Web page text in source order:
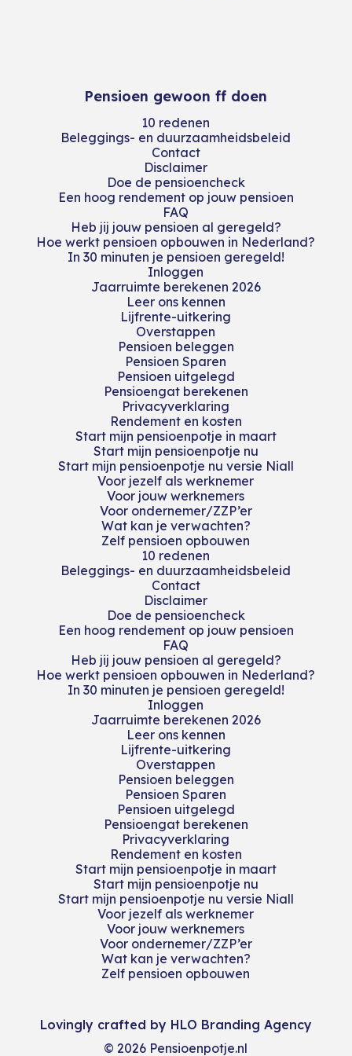
Pensioen gewoon ff doen
10 redenen
Beleggings- en duurzaamheidsbeleid
Contact
Disclaimer
Doe de pensioencheck
Een hoog rendement op jouw pensioen
FAQ
Heb jij jouw pensioen al geregeld?
Hoe werkt pensioen opbouwen in Nederland?
In 30 minuten je pensioen geregeld!
Inloggen
Jaarruimte berekenen 2026
Leer ons kennen
Lijfrente-uitkering
Overstappen
Pensioen beleggen
Pensioen Sparen
Pensioen uitgelegd
Pensioengat berekenen
Privacyverklaring
Rendement en kosten
Start mijn pensioenpotje in maart
Start mijn pensioenpotje nu
Start mijn pensioenpotje nu versie Niall
Voor jezelf als werknemer
Voor jouw werknemers
Voor ondernemer/ZZP’er
Wat kan je verwachten?
Zelf pensioen opbouwen
10 redenen
Beleggings- en duurzaamheidsbeleid
Contact
Disclaimer
Doe de pensioencheck
Een hoog rendement op jouw pensioen
FAQ
Heb jij jouw pensioen al geregeld?
Hoe werkt pensioen opbouwen in Nederland?
In 30 minuten je pensioen geregeld!
Inloggen
Jaarruimte berekenen 2026
Leer ons kennen
Lijfrente-uitkering
Overstappen
Pensioen beleggen
Pensioen Sparen
Pensioen uitgelegd
Pensioengat berekenen
Privacyverklaring
Rendement en kosten
Start mijn pensioenpotje in maart
Start mijn pensioenpotje nu
Start mijn pensioenpotje nu versie Niall
Voor jezelf als werknemer
Voor jouw werknemers
Voor ondernemer/ZZP’er
Wat kan je verwachten?
Zelf pensioen opbouwen
Lovingly crafted by HLO Branding Agency
© 2026 Pensioenpotje.nl